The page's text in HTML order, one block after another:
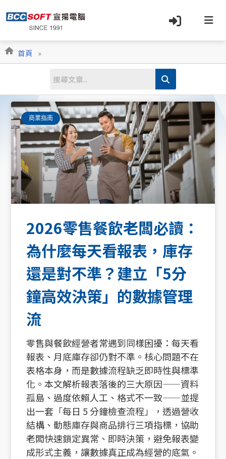
至
內
容
首頁 »
商業指南
2026零售餐飲老闆必讀：
為什麼每天看報表，庫存
還是對不準？建立「5分
鐘高效決策」的數據管理
流
零售與餐飲經營者常遇到同樣困擾：每天看
報表、月底庫存卻仍對不準。核心問題不在
表格本身，而是數據流程缺乏即時性與標準
化。本文解析報表落後的三大原因——資料
孤島、過度依賴人工、格式不一致——並提
出一套「每日 5 分鐘檢查流程」，透過營收
結構、動態庫存與商品排行三項指標，協助
老闆快速鎖定異常、即時決策，避免報表變
成形式主義，讓數據真正成為經營的底氣。